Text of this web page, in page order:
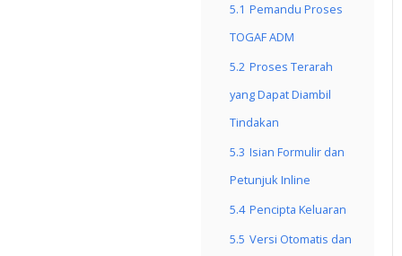
5.1 Pemandu Proses
TOGAF ADM
5.2 Proses Terarah
yang Dapat Diambil
Tindakan
5.3 Isian Formulir dan
Petunjuk Inline
5.4 Pencipta Keluaran
5.5 Versi Otomatis dan